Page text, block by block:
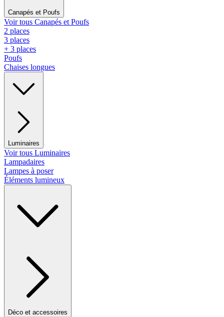
Canapés et Poufs
Voir tous Canapés et Poufs
2 places
3 places
+ 3 places
Poufs
Chaises longues
Luminaires
Voir tous Luminaires
Lampadaires
Lampes à poser
Éléments lumineux
Déco et accessoires